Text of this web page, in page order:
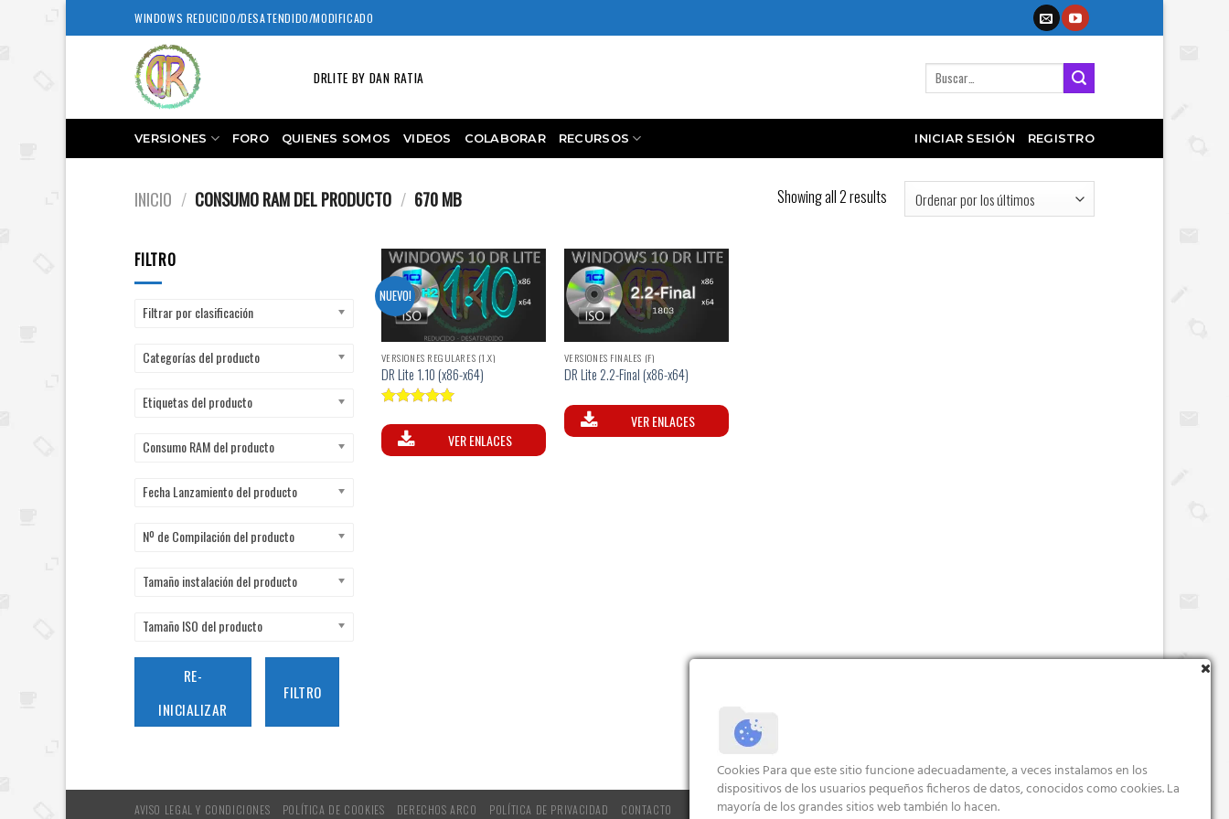
to
WINDOWS REDUCIDO/DESATENDIDO/MODIFICADO
DRLITE BY DAN RATIA
Buscar
por:
VERSIONES FORO QUIENES SOMOS VIDEOS COLABORAR RECURSOS INICIAR SESIÓN REGISTRO
INICIO / CONSUMO RAM DEL PRODUCTO / 670 MB Showing all 2 results
FILTRO
Filtrar por clasificación
Categorías del producto
Etiquetas del producto
Consumo RAM del producto
Fecha Lanzamiento del producto
Nº de Compilación del producto
Tamaño instalación del producto
Tamaño ISO del producto
RE-
INICIALIZAR
FILTRO
NUEVO!
VERSIONES REGULARES (1.X)
DR Lite 1.10 (x86-x64)
con
de 5VER ENLACES
VERSIONES FINALES (F)
DR Lite 2.2-Final (x86-x64)
VER ENLACES
AVISO LEGAL Y CONDICIONES POLÍTICA DE COOKIES DERECHOS ARCO POLÍTICA DE PRIVACIDAD CONTACTO
Cookies Para que este sitio funcione adecuadamente, a veces instalamos en los
dispositivos de los usuarios pequeños ficheros de datos, conocidos como cookies. La
mayoría de los grandes sitios web también lo hacen.